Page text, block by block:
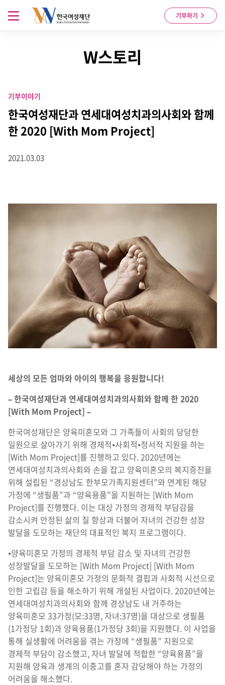
Skip to content
기부하기
메뉴 열기
W스토리
기부이야기
한국여성재단과 연세대여성치과의사회와 함께
한 2020 [With Mom Project]
2021.03.03
세상의 모든 엄마와 아이의 행복을 응원합니다!
– 한국여성재단과 연세대여성치과의사회와 함께 한 2020
[With Mom Project] –
한국여성재단은 양육미혼모와 그 가족들이 사회의 당당한
일원으로 살아가기 위해 경제적⦁사회적⦁정서적 지원을 하는
[With Mom Project]를 진행하고 있다. 2020년에는
연세대여성치과의사회와 손을 잡고 양육미혼모의 복지증진을
위해 설립된 “경상남도 한부모가족지원센터”와 연계된 해당
가정에 “생필품”과 “양육용품”을 지원하는 [With Mom
Project]를 진행했다. 이는 대상 가정의 경제적 부담감을
감소시켜 안정된 삶의 질 향상과 더불어 자녀의 건강한 성장
발달을 도모하는 재단의 대표적인 복지 프로그램이다.
⦁양육미혼모 가정의 경제적 부담 감소 및 자녀의 건강한
성장발달을 도모하는 [With Mom Project] [With Mom
Project]는 양육미혼모 가정의 문화적 결핍과 사회적 시선으로
인한 고립감 등을 해소하기 위해 개설된 사업이다. 2020년에는
연세대여성치과의사회와 함께 경상남도 내 거주하는
양육미혼모 33가정(모:33명, 자녀:37명)을 대상으로 생필품
(1가정당 1회)과 양육용품(1가정당 3회)을 지원했다. 이 사업을
통해 실생활에 어려움을 겪는 가정에 “생필품” 지원으로
경제적 부담이 감소했고, 자녀 발달에 적합한 “양육용품”을
지원해 양육과 생계의 이중고를 혼자 감당해야 하는 가정의
어려움을 해소했다.